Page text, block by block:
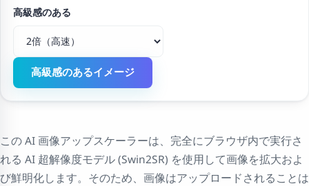
高級感のある
高級感のあるイメージ
この AI 画像アップスケーラーは、完全にブラウザ内で実行さ
れる AI 超解像度モデル (Swin2SR) を使用して画像を拡大およ
び鮮明化します。そのため、画像はアップロードされることは